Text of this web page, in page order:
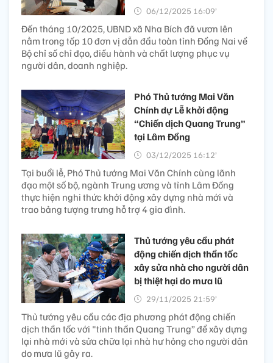
06/12/2025 16:09’
Đến tháng 10/2025, UBND xã Nha Bích đã vươn lên
nằm trong tốp 10 đơn vị dẫn đầu toàn tỉnh Đồng Nai về
Bộ chỉ số chỉ đạo, điều hành và chất lượng phục vụ
người dân, doanh nghiệp.
Phó Thủ tướng Mai Văn
Chính dự Lễ khởi động
“Chiến dịch Quang Trung”
tại Lâm Đồng
03/12/2025 16:12’
Tại buổi lễ, Phó Thủ tướng Mai Văn Chính cùng lãnh
đạo một số bộ, ngành Trung ương và tỉnh Lâm Đồng
thực hiện nghi thức khởi động xây dựng nhà mới và
trao bảng tượng trưng hỗ trợ 4 gia đình.
Thủ tướng yêu cầu phát
động chiến dịch thần tốc
xây sửa nhà cho người dân
bị thiệt hại do mưa lũ
29/11/2025 21:59’
Thủ tướng yêu cầu các địa phương phát động chiến
dịch thần tốc với "tinh thần Quang Trung” để xây dựng
lại nhà mới và sửa chữa lại nhà hư hỏng cho người dân
do mưa lũ gây ra.